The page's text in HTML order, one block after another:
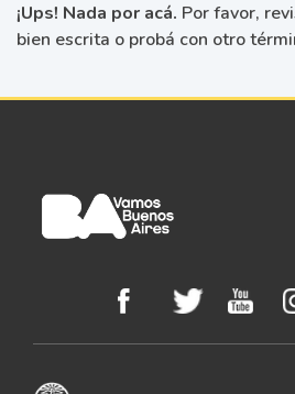
¡Ups! Nada por acá. Por favor,
bien escrita o probá con otro